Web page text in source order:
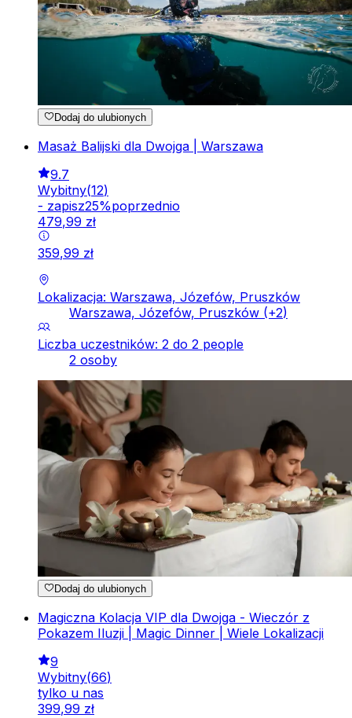
Dodaj do ulubionych
Masaż Balijski dla Dwojga | Warszawa
9.7
Wybitny(12)
- zapisz25%poprzednio
479,99 zł
359,99 zł
Lokalizacja: Warszawa, Józefów, Pruszków
Warszawa, Józefów, Pruszków (+2)
Liczba uczestników: 2 do 2 people
2 osoby
Dodaj do ulubionych
Magiczna Kolacja VIP dla Dwojga - Wieczór z
Pokazem Iluzji | Magic Dinner | Wiele Lokalizacji
9
Wybitny(66)
tylko u nas
399,99 zł